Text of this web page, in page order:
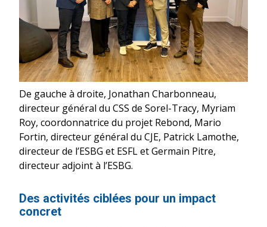
De gauche à droite, Jonathan Charbonneau,
directeur général du CSS de Sorel-Tracy, Myriam
Roy, coordonnatrice du projet Rebond, Mario
Fortin, directeur général du CJE, Patrick Lamothe,
directeur de l’ESBG et ESFL et Germain Pitre,
directeur adjoint à l’ESBG.
Des activités ciblées pour un impact
concret